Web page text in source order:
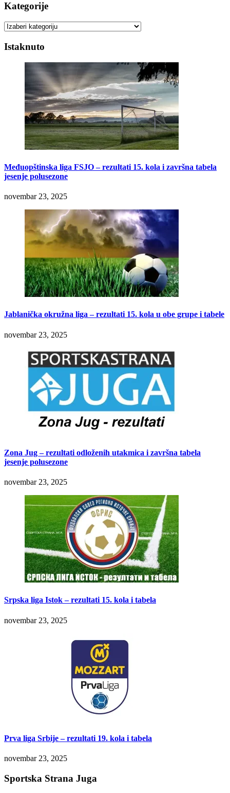
Kategorije
Kategorije
Istaknuto
Međuopštinska liga FSJO – rezultati 15. kola i završna tabela
jesenje polusezone
novembar 23, 2025
Jablanička okružna liga – rezultati 15. kola u obe grupe i tabele
novembar 23, 2025
Zona Jug – rezultati odloženih utakmica i završna tabela
jesenje polusezone
novembar 23, 2025
Srpska liga Istok – rezultati 15. kola i tabela
novembar 23, 2025
Prva liga Srbije – rezultati 19. kola i tabela
novembar 23, 2025
Sportska Strana Juga